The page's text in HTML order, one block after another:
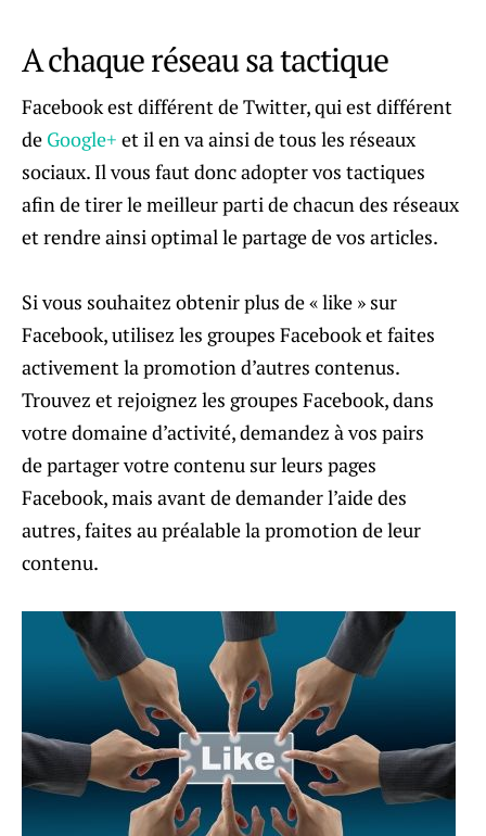
A chaque réseau sa tactique
Facebook est différent de Twitter, qui est différent
de Google+ et il en va ainsi de tous les réseaux
sociaux. Il vous faut donc adopter vos tactiques
afin de tirer le meilleur parti de chacun des réseaux
et rendre ainsi optimal le partage de vos articles.
Si vous souhaitez obtenir plus de « like » sur
Facebook, utilisez les groupes Facebook et faites
activement la promotion d’autres contenus.
Trouvez et rejoignez les groupes Facebook, dans
votre domaine d’activité, demandez à vos pairs
de partager votre contenu sur leurs pages
Facebook, mais avant de demander l’aide des
autres, faites au préalable la promotion de leur
contenu.